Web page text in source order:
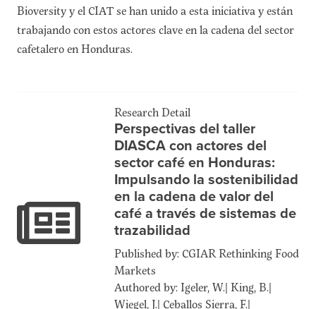
Bioversity y el CIAT se han unido a esta iniciativa y están
trabajando con estos actores clave en la cadena del sector
cafetalero en Honduras.
Research Detail
Perspectivas del taller
DIASCA con actores del
sector café en Honduras:
Impulsando la sostenibilidad
en la cadena de valor del
café a través de sistemas de
trazabilidad
Published by: CGIAR Rethinking Food
Markets
Authored by: Igeler, W.| King, B.|
Wiegel, J.| Ceballos Sierra, F.|